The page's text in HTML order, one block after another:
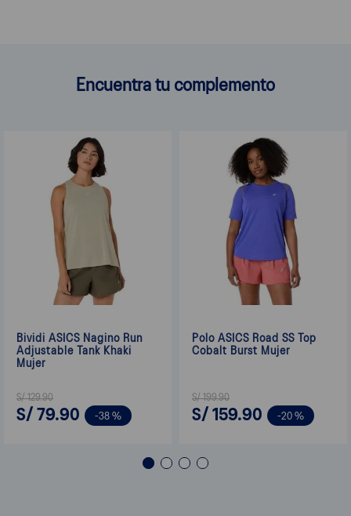
Encuentra tu complemento
Bividi ASICS Nagino Run
Adjustable Tank Khaki
Mujer
S/ 129.90
S/ 79.90 -38 %
Polo ASICS Road SS Top
Cobalt Burst Mujer
S/ 199.90
S/ 159.90 -20 %